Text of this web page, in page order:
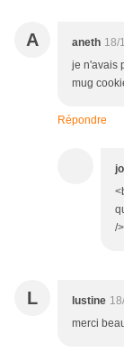
A aneth 18/
je n'avais
mug
Répondre
/
L lustine
merci